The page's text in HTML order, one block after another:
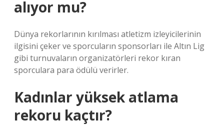
alıyor mu?
Dünya rekorlarının kırılması atletizm izleyicilerinin
ilgisini çeker ve sporcuların sponsorları ile Altın Lig
gibi turnuvaların organizatörleri rekor kıran
sporculara para ödülü verirler.
Kadınlar yüksek atlama
rekoru kaçtır?